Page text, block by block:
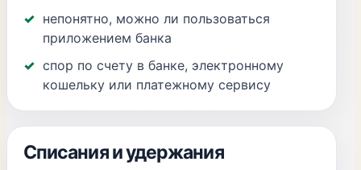
непонятно, можно ли пользоваться
приложением банка
спор по счету в банке, электронному
кошельку или платежному сервису
Списания и удержания